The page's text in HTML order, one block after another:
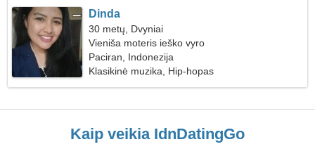
Dinda
30 metų, Dvyniai
Vieniša moteris ieško vyro
Paciran, Indonezija
Klasikinė muzika, Hip-hopas
Kaip veikia IdnDatingGo